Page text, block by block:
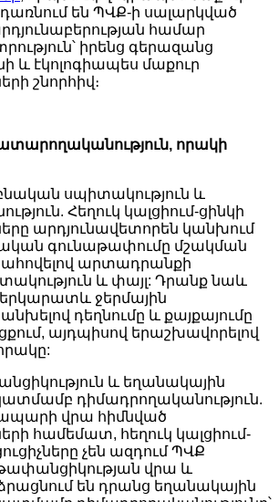
դառնում են ՊՎՔ-ի սալարկված
համար
իրենց գերազանց
և էկոլոգիապես մաքուր
շնորհիվ։
որակի
սպիտակություն և
Հեղուկ կալցիում-ցինկի
արդյունավետորեն կանխում
գունաթափումը մշակման
արտադրանքի
և փայլ: Դրանք նաև
ջերմային
դեղնումը և քայքայումը
այդպիսով երաշխավորելով
և եղանակային
դիմադրողականություն.
վրա հիմնված
համեմատ, հեղուկ կալցիում-
չեն ազդում ՊՎՔ
վրա և
են դրանց եղանակային